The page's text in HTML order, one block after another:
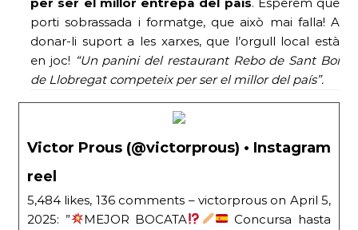
porti sobrassada i formatge, que això mai falla! A
donar-li suport a les xarxes, que l’orgull local està
en joc! “Un panini del restaurant Rebo de Sant Boi
de Llobregat competeix per ser el millor del país”.
Victor Prous (@victorprous) • Instagram
reel
5,484 likes, 136 comments – victorprous on April 5,
2025: ”
MEJOR BOCATA
Concursa hasta